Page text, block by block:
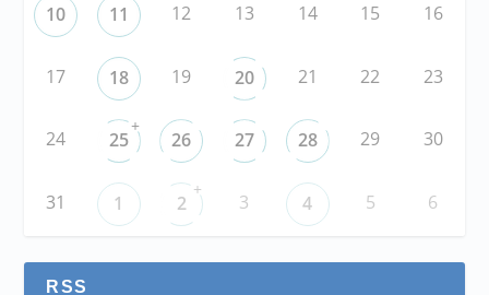
10 11 12 13 14 15 16
17 18 19 20 21 22 23
24 25
+
26 27 28 29 30
31 1 2
+
3 4 5 6
RSS